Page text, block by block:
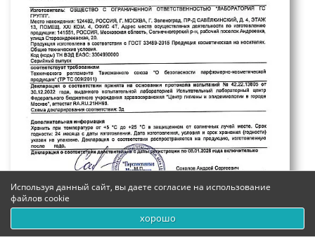
Используя данный сайт, вы даете согласие на использование
файлов cookie
хорошо
0